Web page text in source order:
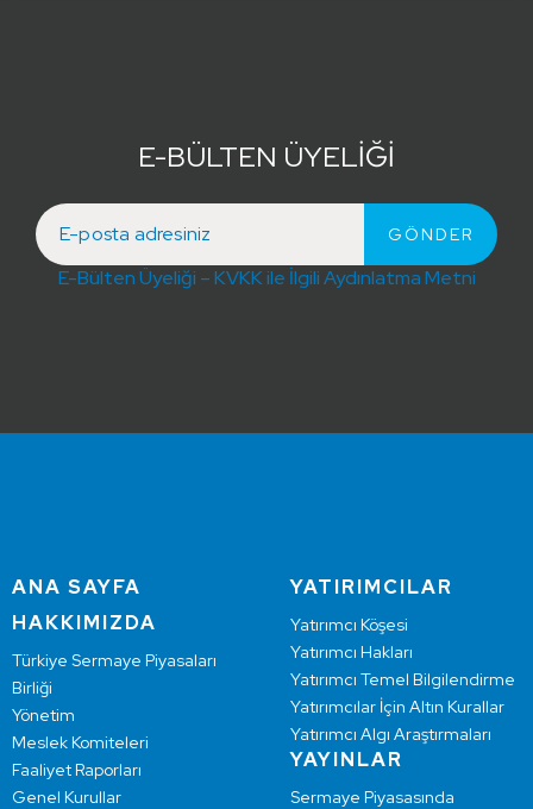
E-BÜLTEN ÜYELİĞİ
E-Bülten Üyeliği – KVKK ile İlgili Aydınlatma Metni
ANA SAYFA
HAKKIMIZDA
Türkiye Sermaye Piyasaları
Birliği
Yönetim
Meslek Komiteleri
Faaliyet Raporları
Genel Kurullar
YATIRIMCILAR
Yatırımcı Köşesi
Yatırımcı Hakları
Yatırımcı Temel Bilgilendirme
Yatırımcılar İçin Altın Kurallar
Yatırımcı Algı Araştırmaları
YAYINLAR
Sermaye Piyasasında